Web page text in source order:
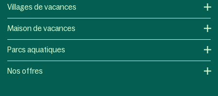
Villages de vacances
Maison de vacances
Parcs aquatiques
Nos offres